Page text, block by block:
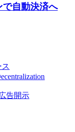
で自動決済へ
広告開示